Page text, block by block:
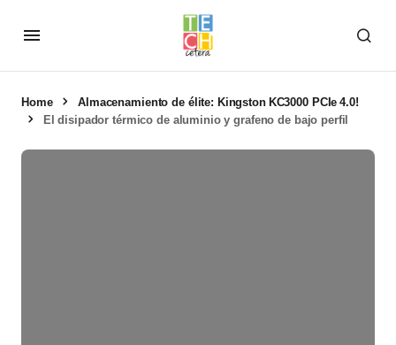
Home
Almacenamiento de élite: Kingston KC3000 PCIe 4.0!
El disipador térmico de aluminio y grafeno de bajo perfil